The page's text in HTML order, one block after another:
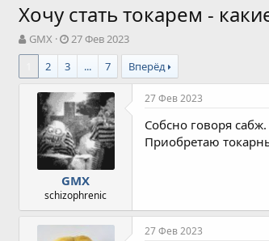
Хочу стать токарем -
А
в
о
GMX
Д
а
т
а
н
а
ч
а
л
а
27 Фев 2023
2 3 ... 7 Вперёд
GMX
schizophrenic
27 Фев 2023
Собсно говоря сабж.
Приобретаю
27 Фев 2023